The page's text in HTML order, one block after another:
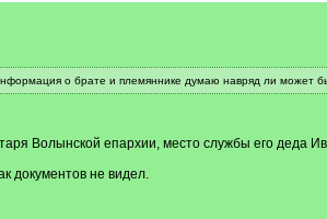
о брате и племяннике думаю навряд ли может
Волынской епархии, место службы его деда
документов не видел.